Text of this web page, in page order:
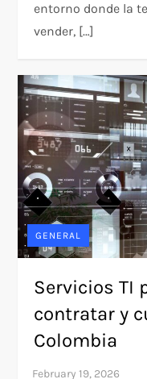
entorno donde la
vender, […]
GENERAL
Servicios TI
contratar y
Colombia